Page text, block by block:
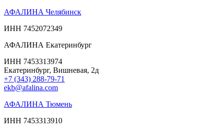
АФАЛИНА Челябинск
ИНН 7452072349
АФАЛИНА Екатеринбург
ИНН 7453313974
Екатеринбург, Вишневая, 2д
+7 (343) 288-79-71
ekb@afalina.com
АФАЛИНА Тюмень
ИНН 7453313910